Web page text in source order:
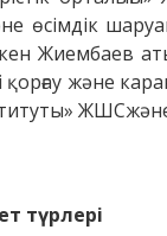
өсімдік
Жиембаев
қорғау және
түрлері